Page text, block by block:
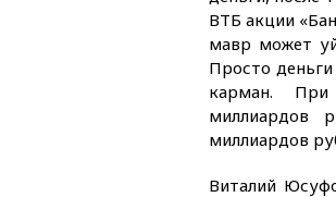
ВТБ акции
мавр может
Просто
карман. При
миллиардов
миллиардов
Виталий